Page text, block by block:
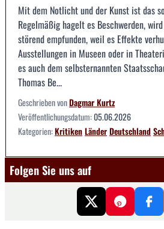
Mit dem Notlicht und der Kunst ist das
Regelmäßig hagelt es Beschwerden,
störend empfunden, weil es Effekte
Ausstellungen in Museen oder in
es auch dem selbsternannten
Thomas Be...
Geschrieben vonDagmar Kurtz
Veröffentlichungsdatum:05.06.2026
Kategorien:KritikenLänderDeutschland
Folgen Sie uns auf